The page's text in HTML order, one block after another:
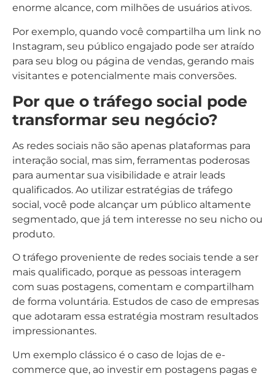
enorme alcance, com milhões de usuários ativos.
Por exemplo, quando você compartilha um link no
Instagram, seu público engajado pode ser atraído
para seu blog ou página de vendas, gerando mais
visitantes e potencialmente mais conversões.
Por que o tráfego social pode
transformar seu negócio?
As redes sociais não são apenas plataformas para
interação social, mas sim, ferramentas poderosas
para aumentar sua visibilidade e atrair leads
qualificados. Ao utilizar estratégias de tráfego
social, você pode alcançar um público altamente
segmentado, que já tem interesse no seu nicho ou
produto.
O tráfego proveniente de redes sociais tende a ser
mais qualificado, porque as pessoas interagem
com suas postagens, comentam e compartilham
de forma voluntária. Estudos de caso de empresas
que adotaram essa estratégia mostram resultados
impressionantes.
Um exemplo clássico é o caso de lojas de e-
commerce que, ao investir em postagens pagas e